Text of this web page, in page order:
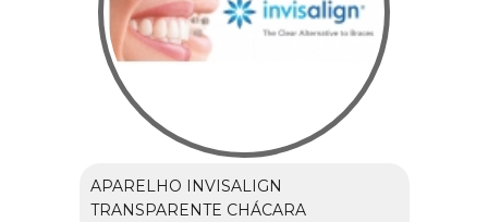
APARELHO INVISALIGN
TRANSPARENTE CHÁCARA